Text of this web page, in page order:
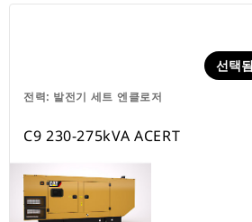
전력: 발전기 세트 엔클로저
선택됨
C9 230-275kVA ACERT